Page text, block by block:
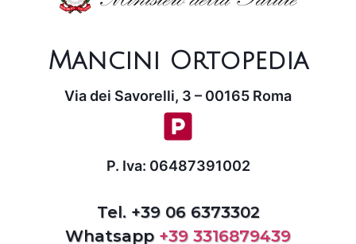
Mancini Ortopedia
Via dei Savorelli, 3 – 00165 Roma
P. Iva: 06487391002
Tel. +39 06 6373302
Whatsapp +39 3316879439